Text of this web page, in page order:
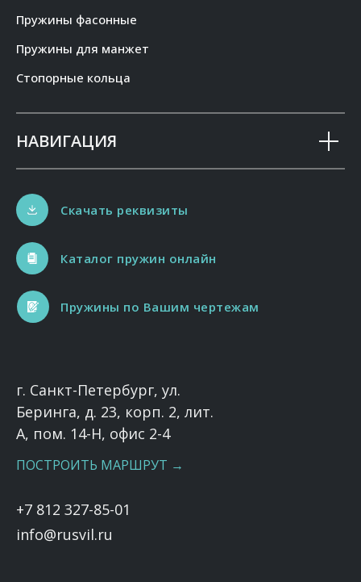
Пружины фасонные
Пружины для манжет
Стопорные кольца
НАВИГАЦИЯ
Каталог пружин онлайн
Пружины по Вашим чертежам
Скачать реквизиты
г. Санкт-Петербург, ул.
Беринга, д. 23, корп. 2, лит.
А, пом. 14-Н, офис 2-4
ПОСТРОИТЬ МАРШРУТ →
+7 812 327-85-01
info@rusvil.ru